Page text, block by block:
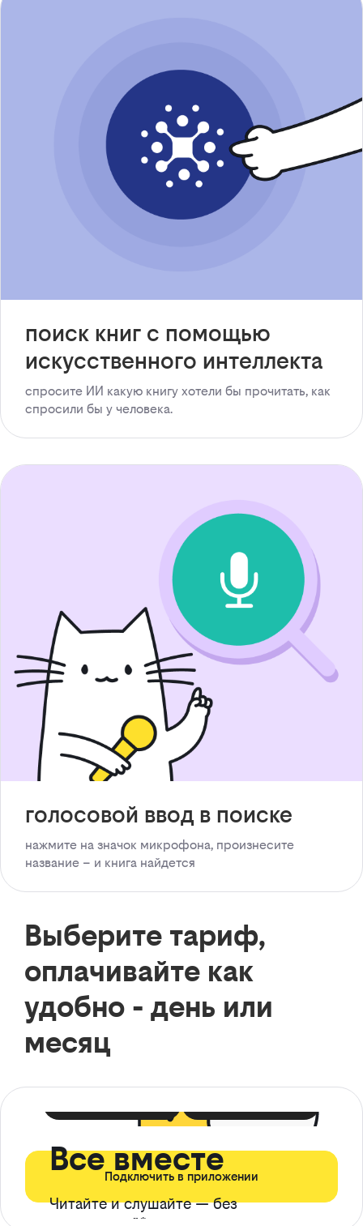
поиск книг с помощью
искусственного интеллекта
спросите ИИ какую книгу хотели бы прочитать, как
спросили бы у человека.
голосовой ввод в поиске
нажмите на значок микрофона, произнесите
название – и книга найдется
Выберите тариф,
оплачивайте как
удобно - день или
месяц
Все вместе
Читайте и слушайте — без
Подключить в приложении